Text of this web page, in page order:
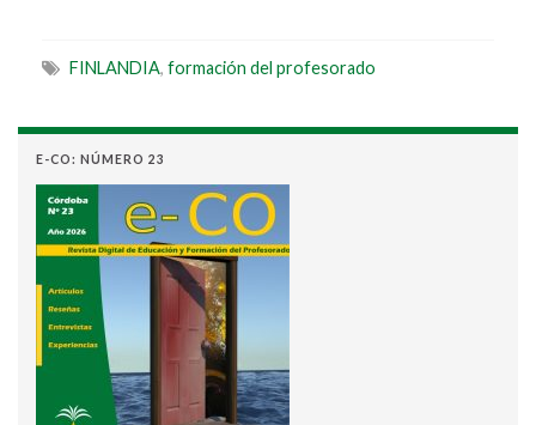
FINLANDIA, formación del profesorado
E-CO: NÚMERO 23